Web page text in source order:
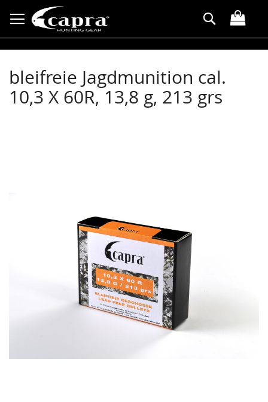
zum
Inhalt
Suche
bleifreie Jagdmunition cal.
10,3 X 60R, 13,8 g, 213 grs